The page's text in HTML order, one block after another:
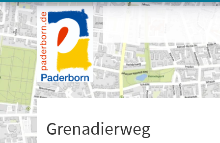
Visuelle
Assistenzsoftware
öffnen.
Mit
der
Tastatur
erreichbar
über
+
Grenadierweg